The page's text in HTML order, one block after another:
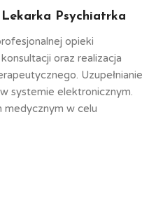
Psychiatrka
opieki
oraz realizacja
Uzupełnianie
systemie elektronicznym.
medycznym w celu